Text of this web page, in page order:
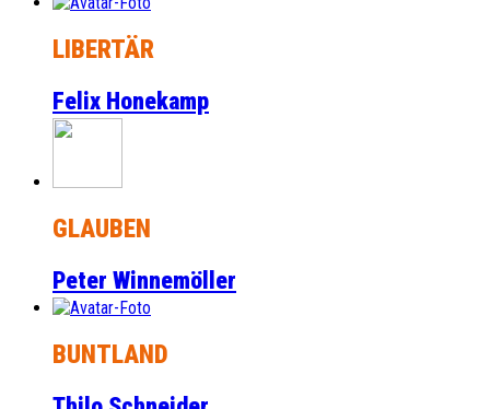
LIBERTÄR
Felix Honekamp
GLAUBEN
Peter Winnemöller
BUNTLAND